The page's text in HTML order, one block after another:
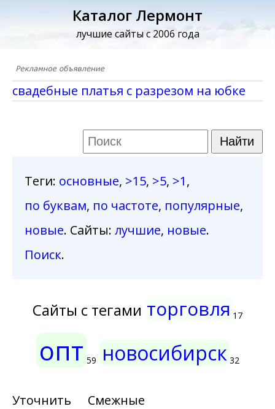
Каталог Лермонт
лучшие сайты с 2006 года
свадебные платья с разрезом на юбке
Теги: основные, >15, >5, >1,
по буквам, по частоте, популярные,
новые. Сайты: лучшие, новые.
Поиск.
Сайты с тегами торговля 17
опт 59 новосибирск 32
Уточнить
Смежные